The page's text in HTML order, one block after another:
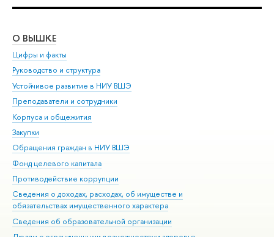
О ВЫШКЕ
Цифры и факты
Руководство и структура
Устойчивое развитие в НИУ ВШЭ
Преподаватели и сотрудники
Корпуса и общежития
Закупки
Обращения граждан в НИУ ВШЭ
Фонд целевого капитала
Противодействие коррупции
Сведения о доходах, расходах, об имуществе и
обязательствах имущественного характера
Сведения об образовательной организации